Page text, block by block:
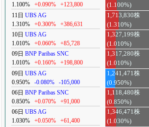
1.100%
+0.090% +123,800
(1.100%)
11日 UBS AG
1.310%
+0.300% +386,631
1,713,830株
(1.310%)
10日 UBS AG
1.010%
+0.060% +85,728
1,327,199株
(1.010%)
09日 BNP Paribas SNC
1.010%
+0.160% +198,800
1,317,280株
(1.010%)
09日 UBS AG
0.950%
-0.080% -105,000
1,241,471株
(0.950%)
06日 BNP Paribas SNC
0.850%
+0.070% +91,000
1,118,480株
(0.850%)
06日 UBS AG
1.030%
+0.050% +61,400
1,346,471株
(1.030%)